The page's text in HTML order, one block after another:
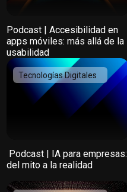
Podcast | Accesibilidad en
apps móviles: más allá de la
usabilidad
Tecnologías Digitales
️ Podcast | IA para empresas:
del mito a la realidad